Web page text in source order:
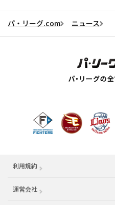
パ・リーグ.com ニュース
利用規約
運営会社 （別ウィンドウで開く）